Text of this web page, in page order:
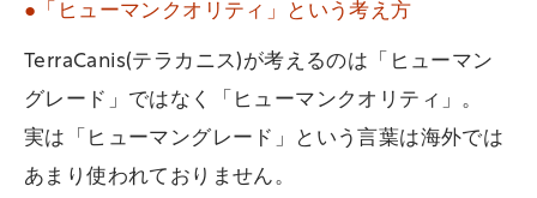
●「ヒューマンクオリティ」という考え方
TerraCanis(テラカニス)が考えるのは「ヒューマン
グレード」ではなく「ヒューマンクオリティ」。
実は「ヒューマングレード」という言葉は海外では
あまり使われておりません。